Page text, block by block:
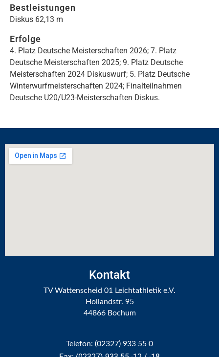
LEICHTATHLETIKHALLE
SPORTPARK LOHRHEIDE WEST
EVENTS
STADTWERKE HALBMARATHON BOCHUM
STADTWERKE SPORTPARK LOHRHEIDE LAUF
STADTWERKE BOCHUM SPRINTCUP
KONTAKT
Bestleistungen
Diskus 62,13 m
Erfolge
4. Platz Deutsche Meisterschaften 2026; 7. Platz
Deutsche Meisterschaften 2025; 9. Platz Deutsche
Meisterschaften 2024 Diskuswurf; 5. Platz Deutsche
Winterwurfmeisterschaften 2024; Finalteilnahmen
Deutsche U20/U23-Meisterschaften Diskus.
Kontakt
TV Wattenscheid 01 Leichtathletik e.V.
Hollandstr. 95
44866 Bochum
Telefon: (02327) 933 55 0